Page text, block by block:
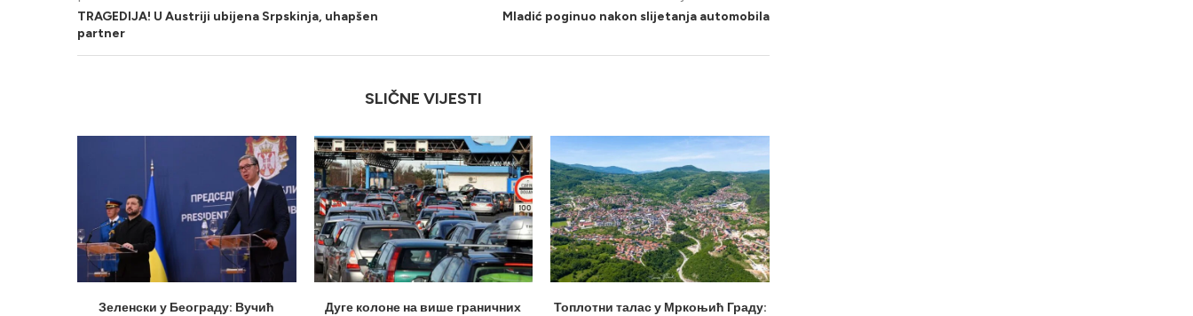
TRAGEDIJA! U Austriji ubijena Srpskinja, uhapšen
partner
Mladić poginuo nakon slijetanja automobila
SLIČNE VIJESTI
Зеленски у Београду: Вучић
Дуге колоне на више граничних
Топлотни талас у Мркоњић Граду: